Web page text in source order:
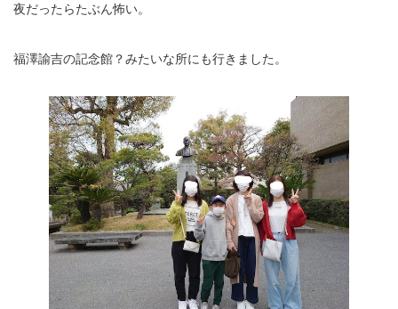
夜だったらたぶん怖い。
福澤諭吉の記念館？みたいな所にも行きました。